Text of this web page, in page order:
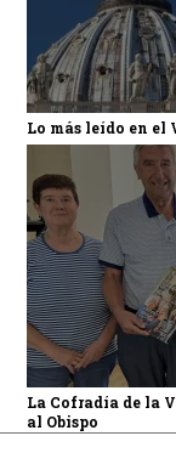
Lo más leído en
La Cofradía de la
al Obispo